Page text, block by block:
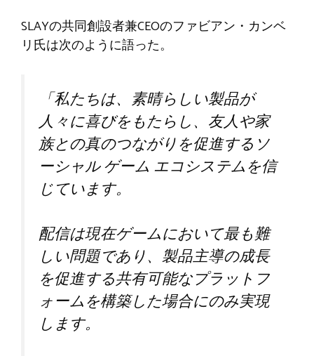
SLAYの共同創設者兼CEOのファビアン・カンベ
リ氏は次のように語った。
「私たちは、素晴らしい製品が
人々に喜びをもたらし、友人や家
族との真のつながりを促進するソ
ーシャル ゲーム エコシステムを信
じています。
配信は現在ゲームにおいて最も難
しい問題であり、製品主導の成長
を促進する共有可能なプラットフ
ォームを構築した場合にのみ実現
します。